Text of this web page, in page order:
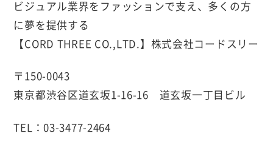
ビジュアル業界をファッションで支え、多くの方
に夢を提供する
【CORD THREE CO.,LTD.】株式会社コードスリー
〒150-0043
東京都渋谷区道玄坂1-16-16 道玄坂一丁目ビル
TEL：03-3477-2464